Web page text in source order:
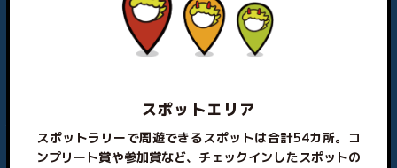
スポットエリア
スポットラリーで周遊できるスポットは合計54カ所。コ
ンプリート賞や参加賞など、チェックインしたスポットの